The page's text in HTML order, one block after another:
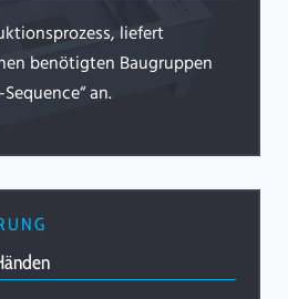
liefert
benötigten Baugruppen
an.